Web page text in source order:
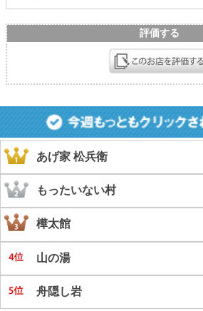
評価する
あげ家 松兵衛
もったいない村
樺太館
山の湯
舟隠し岩